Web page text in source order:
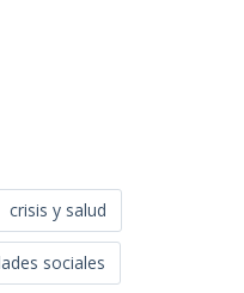
crisis y salud
sociales